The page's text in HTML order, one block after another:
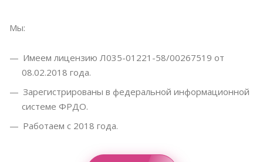
Мы:
Имеем лицензию Л035-01221-58/00267519 от
08.02.2018 года.
Зарегистрированы в федеральной информационной
системе ФРДО.
Работаем с 2018 года.